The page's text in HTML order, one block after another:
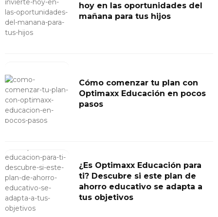
hoy en las oportunidades del
mañana para tus hijos
Cómo comenzar tu plan con
Optimaxx Educación en pocos
pasos
¿Es Optimaxx Educación para
ti? Descubre si este plan de
ahorro educativo se adapta a
tus objetivos